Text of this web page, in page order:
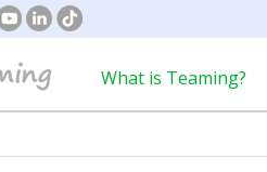
What is Teaming?